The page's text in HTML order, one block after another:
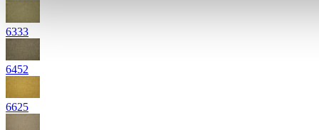
6333
6452
6625